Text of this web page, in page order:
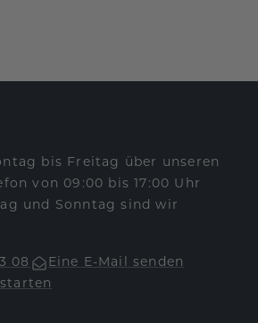
bis Freitag über unseren
von 09:00 bis 17:00 Uhr
und Sonntag sind wir
08
Eine E-Mail senden